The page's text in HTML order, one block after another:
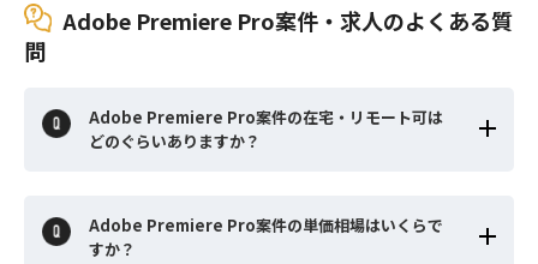
Adobe Premiere Pro案件・求人のよくある質
問
Adobe Premiere Pro案件の在宅・リモート可は
どのぐらいありますか？
Adobe Premiere Pro案件の単価相場はいくらで
すか？